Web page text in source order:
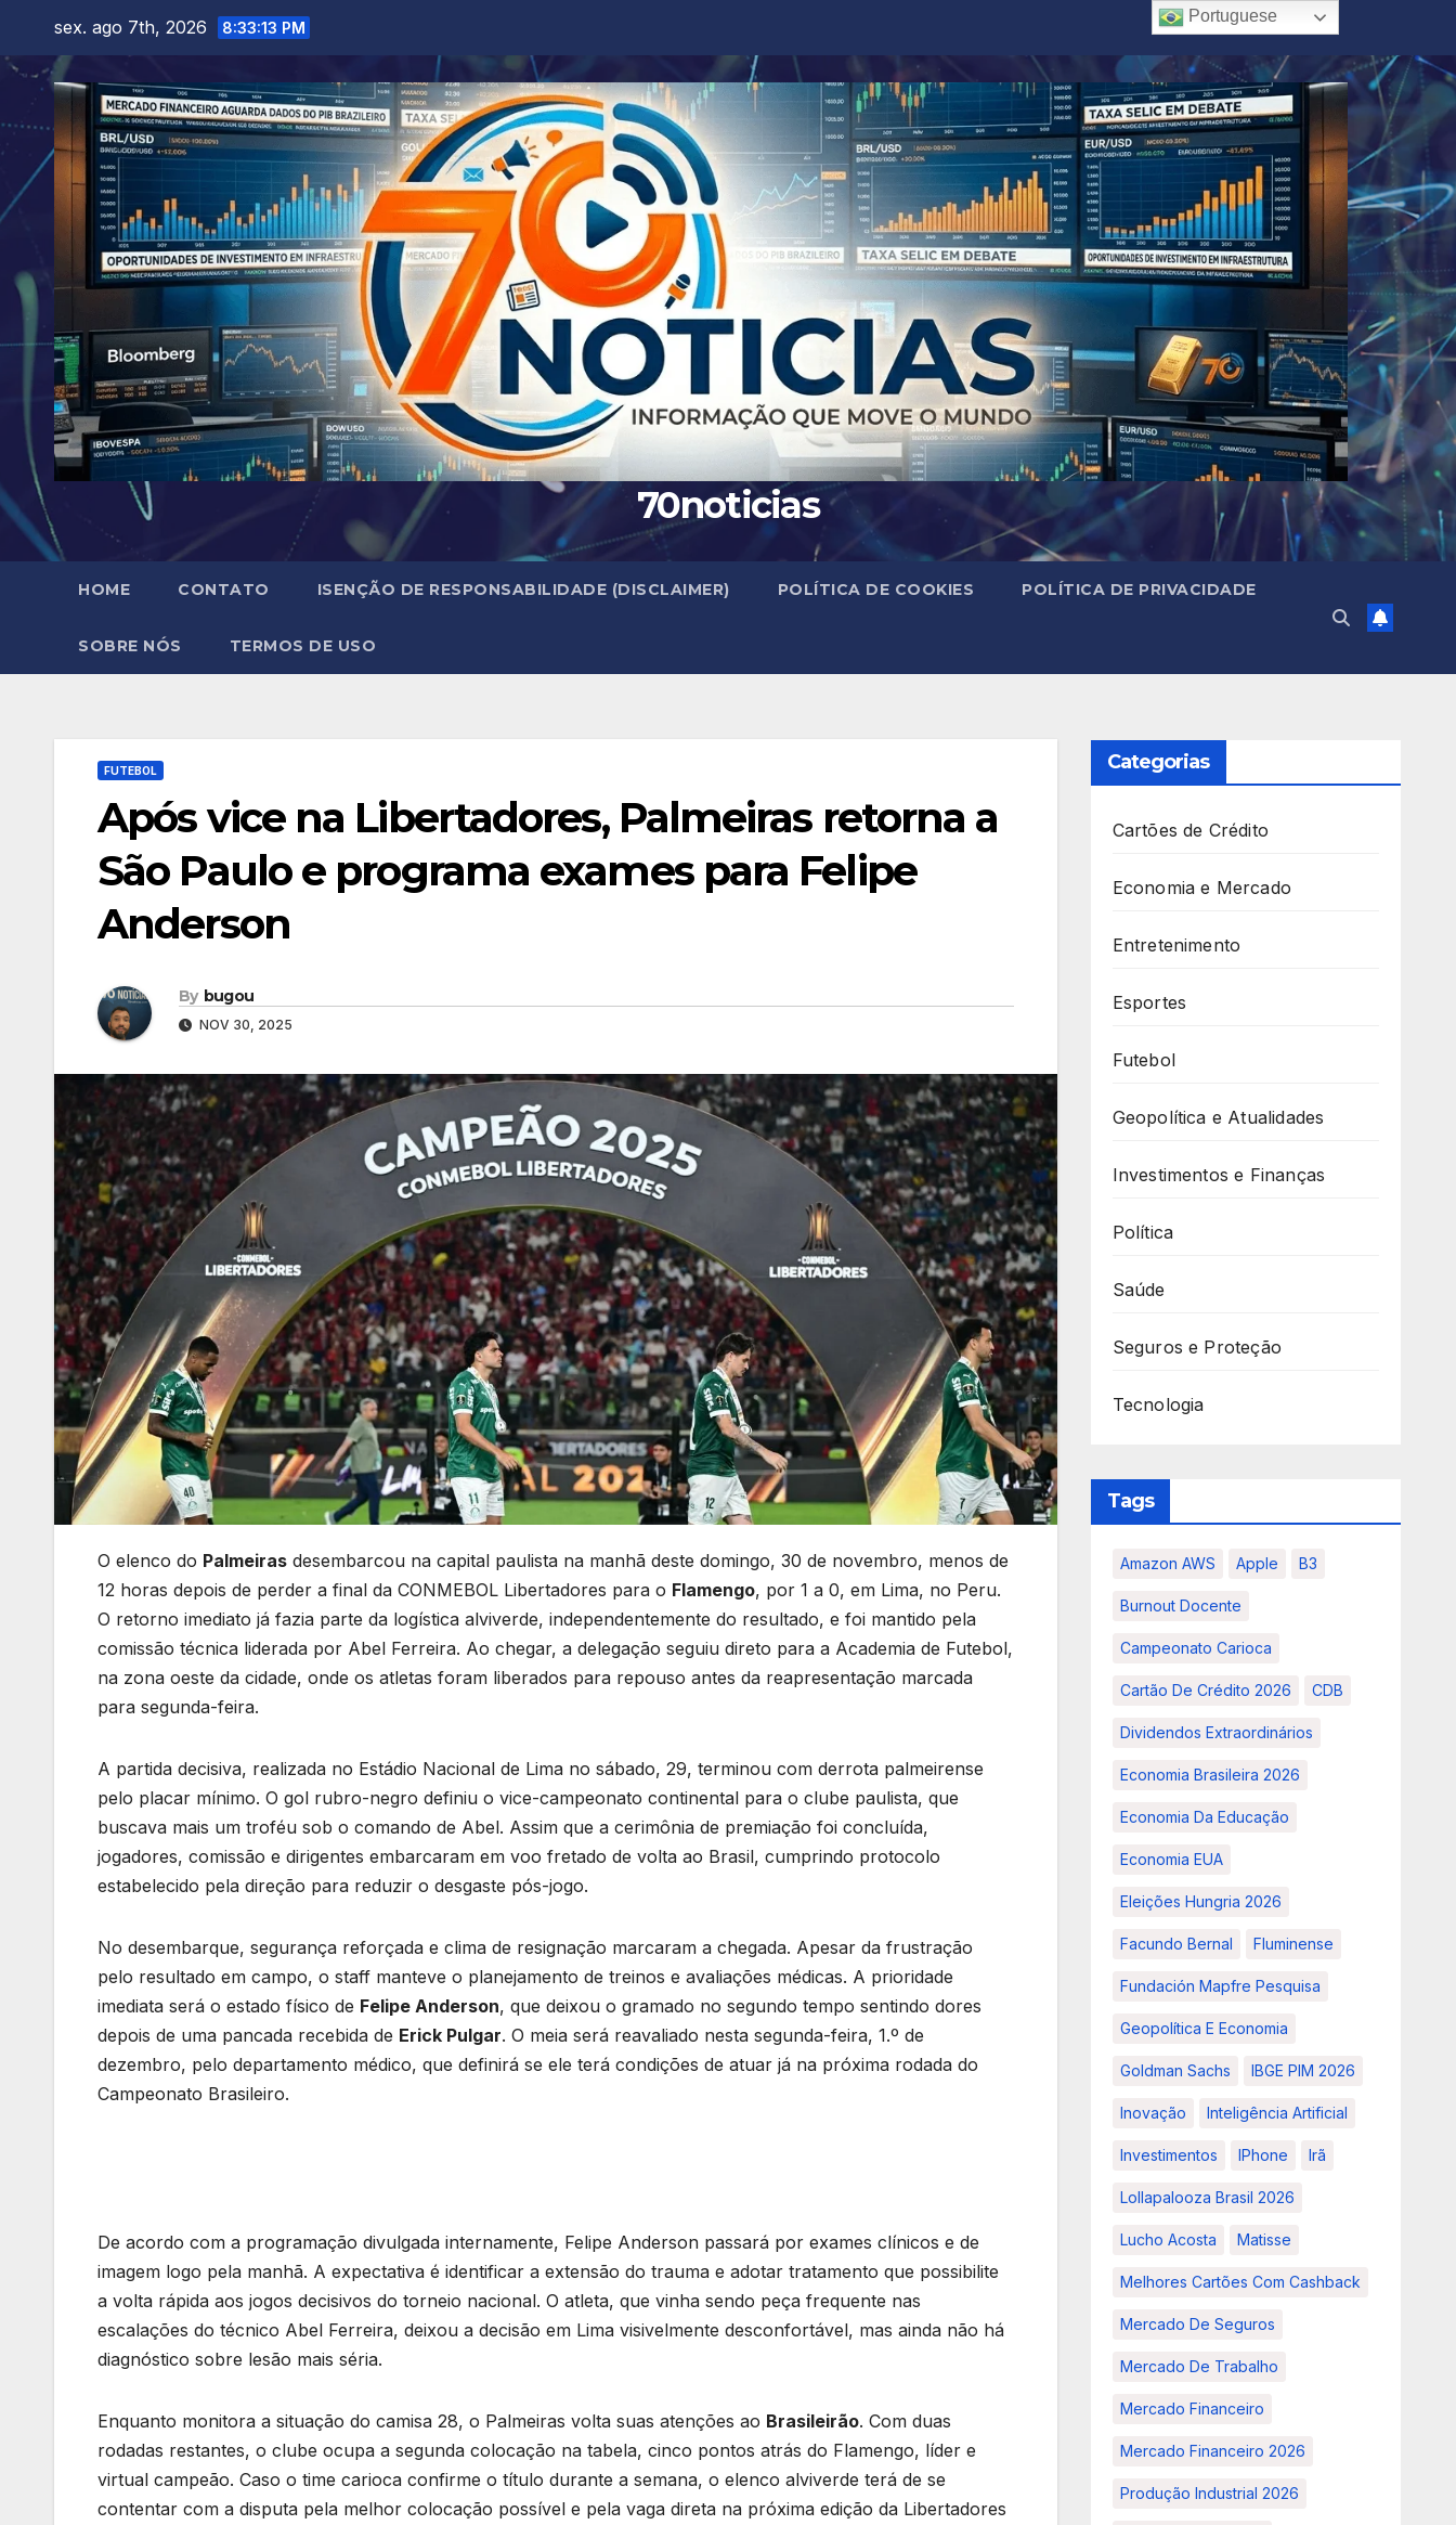
content
sex. ago 7th, 2026 8:33:15 PM
70noticias
HOME CONTATO ISENÇÃO DE RESPONSABILIDADE (DISCLAIMER) POLÍTICA DE COOKIES POLÍTICA DE PRIVACIDADE
SOBRE NÓS TERMOS DE USO
FUTEBOL
Após vice na Libertadores, Palmeiras retorna a
São Paulo e programa exames para Felipe
Anderson
By bugou
NOV 30, 2025
O elenco do Palmeiras desembarcou na capital paulista na manhã deste domingo, 30 de novembro, menos de
12 horas depois de perder a final da CONMEBOL Libertadores para o Flamengo, por 1 a 0, em Lima, no Peru.
O retorno imediato já fazia parte da logística alviverde, independentemente do resultado, e foi mantido pela
comissão técnica liderada por Abel Ferreira. Ao chegar, a delegação seguiu direto para a Academia de Futebol,
na zona oeste da cidade, onde os atletas foram liberados para repouso antes da reapresentação marcada
para segunda-feira.
A partida decisiva, realizada no Estádio Nacional de Lima no sábado, 29, terminou com derrota palmeirense
pelo placar mínimo. O gol rubro-negro definiu o vice-campeonato continental para o clube paulista, que
buscava mais um troféu sob o comando de Abel. Assim que a cerimônia de premiação foi concluída,
jogadores, comissão e dirigentes embarcaram em voo fretado de volta ao Brasil, cumprindo protocolo
estabelecido pela direção para reduzir o desgaste pós-jogo.
No desembarque, segurança reforçada e clima de resignação marcaram a chegada. Apesar da frustração
pelo resultado em campo, o staff manteve o planejamento de treinos e avaliações médicas. A prioridade
imediata será o estado físico de Felipe Anderson, que deixou o gramado no segundo tempo sentindo dores
depois de uma pancada recebida de Erick Pulgar. O meia será reavaliado nesta segunda-feira, 1.º de
dezembro, pelo departamento médico, que definirá se ele terá condições de atuar já na próxima rodada do
Campeonato Brasileiro.
De acordo com a programação divulgada internamente, Felipe Anderson passará por exames clínicos e de
imagem logo pela manhã. A expectativa é identificar a extensão do trauma e adotar tratamento que possibilite
a volta rápida aos jogos decisivos do torneio nacional. O atleta, que vinha sendo peça frequente nas
escalações do técnico Abel Ferreira, deixou a decisão em Lima visivelmente desconfortável, mas ainda não há
diagnóstico sobre lesão mais séria.
Enquanto monitora a situação do camisa 28, o Palmeiras volta suas atenções ao Brasileirão. Com duas
rodadas restantes, o clube ocupa a segunda colocação na tabela, cinco pontos atrás do Flamengo, líder e
virtual campeão. Caso o time carioca confirme o título durante a semana, o elenco alviverde terá de se
contentar com a disputa pela melhor colocação possível e pela vaga direta na próxima edição da Libertadores
Categorias
Cartões de Crédito
Economia e Mercado
Entretenimento
Esportes
Futebol
Geopolítica e Atualidades
Investimentos e Finanças
Política
Saúde
Seguros e Proteção
Tecnologia
Tags
Amazon AWS Apple B3
Burnout Docente
Campeonato Carioca
Cartão De Crédito 2026 CDB
Dividendos Extraordinários
Economia Brasileira 2026
Economia Da Educação
Economia EUA
Eleições Hungria 2026
Facundo Bernal Fluminense
Fundación Mapfre Pesquisa
Geopolítica E Economia
Goldman Sachs IBGE PIM 2026
Inovação Inteligência Artificial
Investimentos IPhone Irã
Lollapalooza Brasil 2026
Lucho Acosta Matisse
Melhores Cartões Com Cashback
Mercado De Seguros
Mercado De Trabalho
Mercado Financeiro
Mercado Financeiro 2026
Produção Industrial 2026
Portuguese